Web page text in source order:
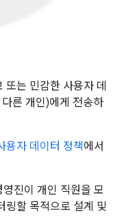
는 민감한 사용자 데
른 개인)에게 전송하
용자 데이터 정책 에서
진이 개인 직원을 모
링할 목적으로 설계 및